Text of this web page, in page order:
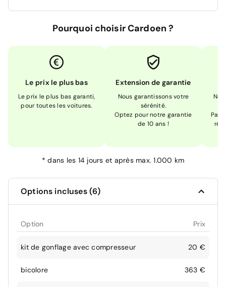
Pourquoi choisir Cardoen ?
Le prix le plus bas
Le prix le plus bas garanti,
pour toutes les voitures.
Extension de garantie
Nous garantissons votre
sérénité.
Optez pour notre garantie
de 10 ans !
Pas
*dans les 14 jours et après max. 1.000 km
Options incluses (6)
Option Prix
kit de gonflage avec compresseur 20 €
bicolore 363 €